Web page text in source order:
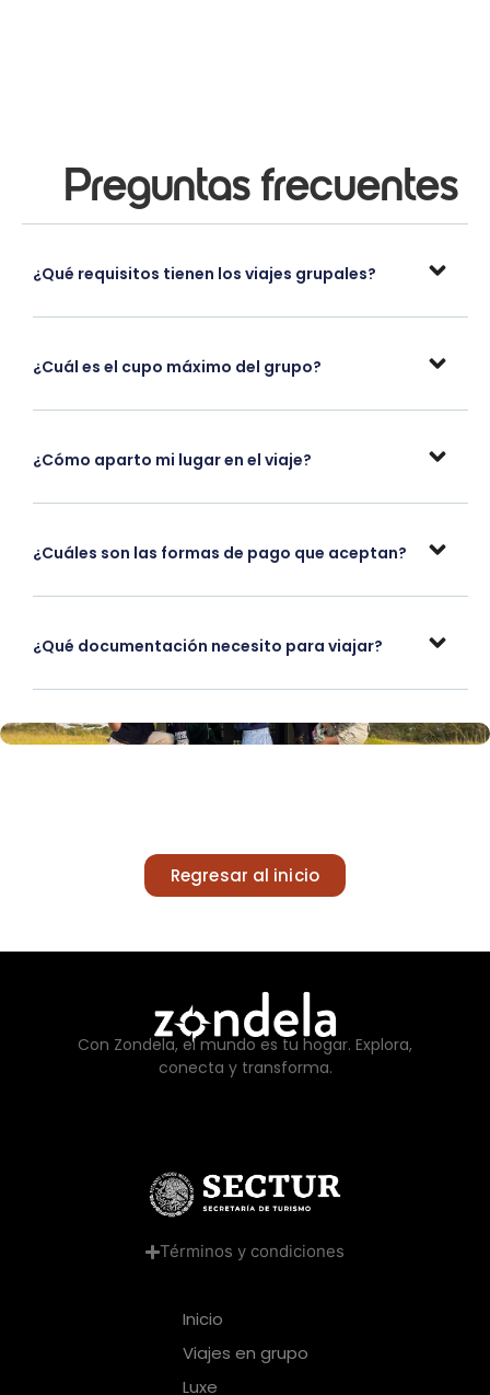
Preguntas frecuentes
¿Qué requisitos tienen los viajes grupales?
¿Cuál es el cupo máximo del grupo?
¿Cómo aparto mi lugar en el viaje?
¿Cuáles son las formas de pago que aceptan?
¿Qué documentación necesito para viajar?
Regresar al inicio
Con Zondela, el mundo es tu hogar. Explora,
conecta y transforma.
Términos y condiciones
Inicio
Viajes en grupo
Luxe